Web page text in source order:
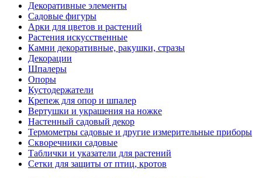
Декоративные элементы
Садовые фигуры
Арки для цветов и растений
Растения искусственные
Камни декоративные, ракушки, стразы
Декорации
Шпалеры
Опоры
Кустодержатели
Крепеж для опор и шпалер
Вертушки и украшения на ножке
Настенный садовый декор
Термометры садовые и другие измерительные приборы
Скворечники садовые
Таблички и указатели для растений
Сетки для защиты от птиц, кротов